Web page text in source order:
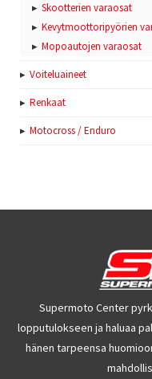
Skootterien varaosat
Kevytmoottoripyörien
Mopoautojen varaosat
Voiteluaineet
Renkaat
Motocross / Enduro
Supermoto Center
lopputulokseen ja haluaa
hänen tarpeensa